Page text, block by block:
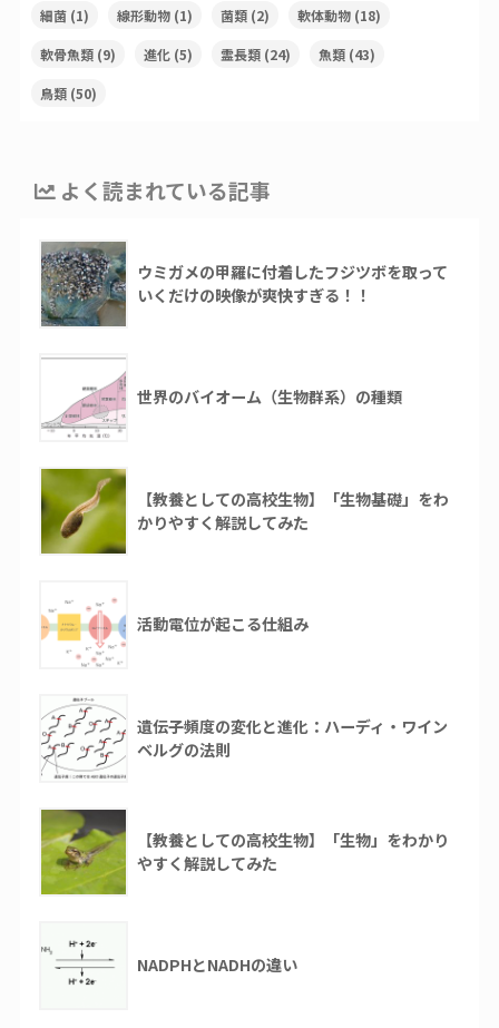
細菌(1) 線形動物(1) 菌類(2) 軟体動物(18)
軟骨魚類(9) 進化(5) 霊長類(24) 魚類(43)
鳥類(50)
よく読まれている記事
ウミガメの甲羅に付着したフジツボを取って
いくだけの映像が爽快すぎる！！
世界のバイオーム（生物群系）の種類
【教養としての高校生物】「生物基礎」をわ
かりやすく解説してみた
活動電位が起こる仕組み
遺伝子頻度の変化と進化：ハーディ・ワイン
ベルグの法則
【教養としての高校生物】「生物」をわかり
やすく解説してみた
NADPHとNADHの違い